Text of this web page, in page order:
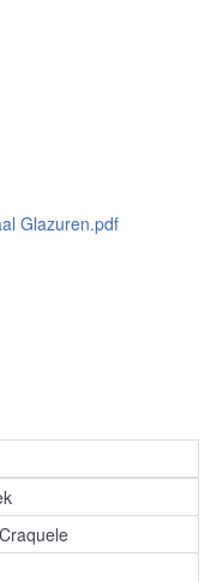
Glazuren.pdf